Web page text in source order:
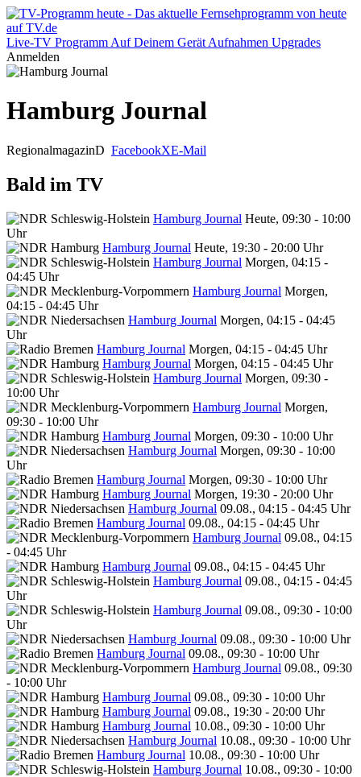
Live-TV Programm Auf Deinem Gerät Aufnahmen Upgrades
Anmelden
Hamburg Journal
RegionalmagazinD FacebookXE-Mail
Bald im TV
Hamburg Journal Heute, 09:30 - 10:00
Uhr
Hamburg Journal Heute, 19:30 - 20:00 Uhr
Hamburg Journal Morgen, 04:15 -
04:45 Uhr
Hamburg Journal Morgen,
04:15 - 04:45 Uhr
Hamburg Journal Morgen, 04:15 - 04:45
Uhr
Hamburg Journal Morgen, 04:15 - 04:45 Uhr
Hamburg Journal Morgen, 04:15 - 04:45 Uhr
Hamburg Journal Morgen, 09:30 -
10:00 Uhr
Hamburg Journal Morgen,
09:30 - 10:00 Uhr
Hamburg Journal Morgen, 09:30 - 10:00 Uhr
Hamburg Journal Morgen, 09:30 - 10:00
Uhr
Hamburg Journal Morgen, 09:30 - 10:00 Uhr
Hamburg Journal Morgen, 19:30 - 20:00 Uhr
Hamburg Journal 09.08., 04:15 - 04:45 Uhr
Hamburg Journal 09.08., 04:15 - 04:45 Uhr
Hamburg Journal 09.08., 04:15
- 04:45 Uhr
Hamburg Journal 09.08., 04:15 - 04:45 Uhr
Hamburg Journal 09.08., 04:15 - 04:45
Uhr
Hamburg Journal 09.08., 09:30 - 10:00
Uhr
Hamburg Journal 09.08., 09:30 - 10:00 Uhr
Hamburg Journal 09.08., 09:30 - 10:00 Uhr
Hamburg Journal 09.08., 09:30
- 10:00 Uhr
Hamburg Journal 09.08., 09:30 - 10:00 Uhr
Hamburg Journal 09.08., 19:30 - 20:00 Uhr
Hamburg Journal 10.08., 09:30 - 10:00 Uhr
Hamburg Journal 10.08., 09:30 - 10:00 Uhr
Hamburg Journal 10.08., 09:30 - 10:00 Uhr
Hamburg Journal 10.08., 09:30 - 10:00